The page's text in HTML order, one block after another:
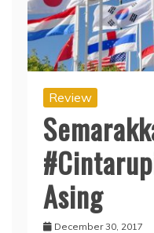
Review
Asing
December 30, 2017